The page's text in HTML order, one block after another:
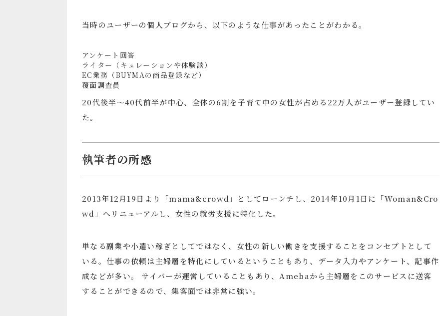
当時のユーザーの個人ブログから、以下のような仕事があったことがわかる。
アンケート回答
ライター（キュレーションや体験談）
EC業務（BUYMAの商品登録など）
覆面調査員
20代後半～40代前半が中心、全体の6割を子育て中の女性が占める22万人がユーザー登録してい
た。
執筆者の所感
2013年12月19日より「mama&crowd」としてローンチし、2014年10月1日に「Woman&Cro
wd」へリニューアルし、女性の就労支援に特化した。
単なる副業や小遣い稼ぎとしてではなく、女性の新しい働きを支援することをコンセプトとして
いる。仕事の依頼は主婦層を特化にしているということもあり、データ入力やアンケート、記事作
成などが多い。 サイバーが運営していることもあり、Amebaから主婦層をこのサービスに送客
することができるので、集客面では非常に強い。